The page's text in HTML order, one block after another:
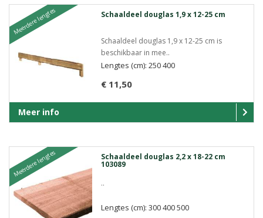
Meerdere lengtes Schaaldeel douglas 1,9 x 12-25 cm
Schaaldeel douglas 1,9 x 12-25 cm is
beschikbaar in mee..
€ 11,50
Lengtes (cm): 250 400
Meer info
Meerdere lengtes Schaaldeel douglas 2,2 x 18-22 cm
103089
..
Lengtes (cm): 300 400 500